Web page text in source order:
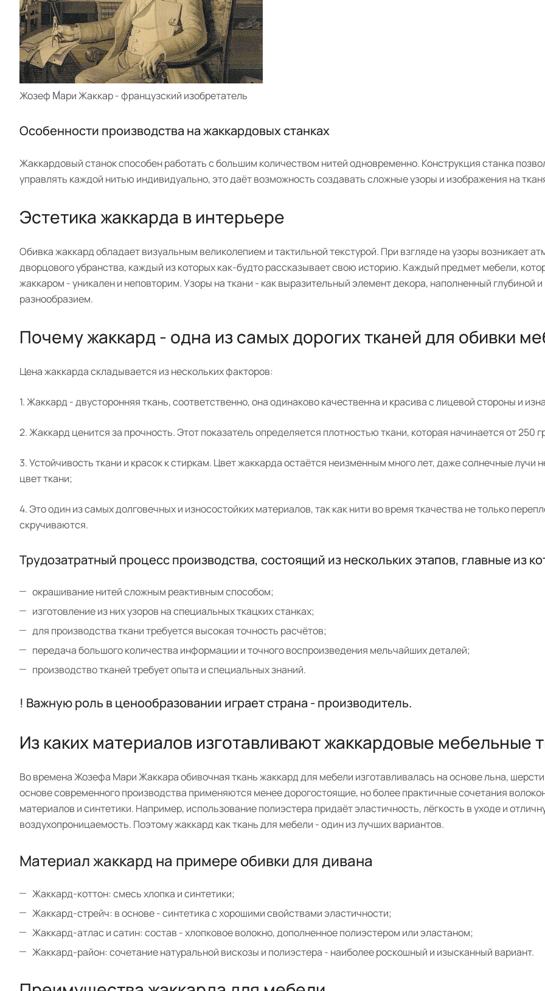
Жозеф М́ари Жаккар - французский изобретатель
Особенности производства на жаккардовых станках
Жаккардовый станок способен работать с большим количеством нитей одновременно. Конструкция станка
управлять каждой нитью индивидуально, это даёт возможность создавать сложные узоры и изображения на
Эстетика жаккарда в интерьере
Обивка жаккард обладает визуальным великолепием и тактильной текстурой. При взгляде на узоры возникает
дворцового убранства, каждый из которых как-будто рассказывает свою историю. Каждый предмет мебели,
жаккаром - уникален и неповторим. Узоры на ткани - как выразительный элемент декора, наполненный глубиной и
разнообразием.
Почему жаккард - одна из самых дорогих тканей для обивки
Цена жаккарда складывается из нескольких факторов:
1. Жаккард - двусторонняя ткань, соответственно, она одинаково качественна и красива с лицевой стороны и
2. Жаккард ценится за прочность. Этот показатель определяется плотностью ткани, которая начинается от 250
3. Устойчивость ткани и красок к стиркам. Цвет жаккарда остаётся неизменным много лет, даже солнечные лучи
цвет ткани;
4. Это один из самых долговечных и износостойких материалов, так как нити во время ткачества не только
скручиваются.
Трудозатратный процесс производства, состоящий из нескольких этапов, главные из
окрашивание нитей сложным реактивным способом;
изготовление из них узоров на специальных ткацких станках;
для производства ткани требуется высокая точность расчётов;
передача большого количества информации и точного воспроизведения мельчайших деталей;
производство тканей требует опыта и специальных знаний.
! Важную роль в ценообразовании играет страна - производитель.
Из каких материалов изготавливают жаккардовые мебельные
Во времена Жозефа Мари Жаккара обивочная ткань жаккард для мебели изготавливалась на основе льна,
основе современного производства применяются менее дорогостоящие, но более практичные сочетания
материалов и синтетики. Например, использование полиэстера придаёт эластичность, лёгкость в уходе и
воздухопроницаемость. Поэтому жаккард как ткань для мебели - один из лучших вариантов.
Материал жаккард на примере обивки для дивана
Жаккард-коттон: смесь хлопка и синтетики;
Жаккард-стрейч: в основе - синтетика с хорошими свойствами эластичности;
Жаккард-атлас и сатин: состав - хлопковое волокно, дополненное полиэстером или эластаном;
Жаккард-район: сочетание натуральной вискозы и полиэстера - наиболее роскошный и изысканный вариант.